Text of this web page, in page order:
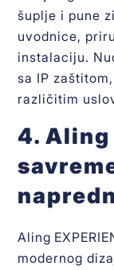
šuplje i pune
uvodnice,
instalaciju.
sa IP
različitim
4. Aling
Aling
modernog